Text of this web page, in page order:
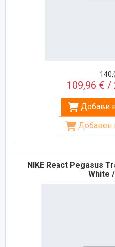
109,96 € /
Добави
Добавен
NIKE React Pegasus
White